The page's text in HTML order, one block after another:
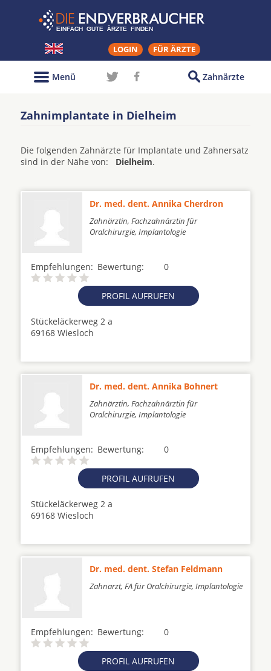
LOGIN FÜR ÄRZTE
Zahnärzte
Menü
Zahnimplantate in Dielheim
Die folgenden Zahnärzte für Implantate und Zahnersatz
sind in der Nähe von: Dielheim.
Dr. med. dent. Annika Cherdron
Zahnärztin, Fachzahnärztin für
Oralchirurgie, Implantologie
Empfehlungen: 0
Bewertung:
PROFIL AUFRUFEN
Stückeläckerweg 2 a
69168 Wiesloch
Dr. med. dent. Annika Bohnert
Zahnärztin, Fachzahnärztin für
Oralchirurgie, Implantologie
Empfehlungen: 0
Bewertung:
PROFIL AUFRUFEN
Stückeläckerweg 2 a
69168 Wiesloch
Dr. med. dent. Stefan Feldmann
Zahnarzt, FA für Oralchirurgie, Implantologie
Empfehlungen: 0
Bewertung:
PROFIL AUFRUFEN